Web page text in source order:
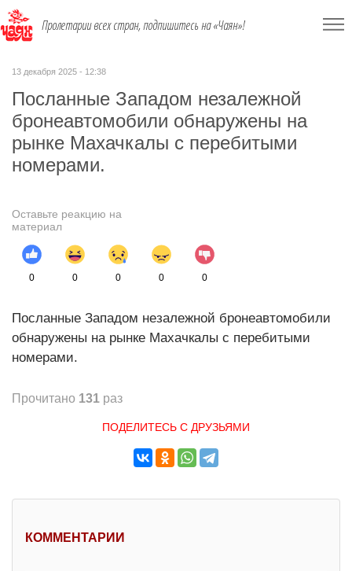
Пролетарии всех стран, подпишитесь на «Чаян»!
13 декабря 2025 - 12:38
Посланные Западом незалежной
бронеавтомобили обнаружены на
рын­ке Махачкалы с перебитыми
номерами.
Оставьте реакцию на
материал
0 0 0 0 0
Посланные Западом незалежной бронеавтомобили
обнаружены на рын­ке Махачкалы с перебитыми
номерами.
Прочитано 131 раз
ПОДЕЛИТЕСЬ С ДРУЗЬЯМИ
КОММЕНТАРИИ